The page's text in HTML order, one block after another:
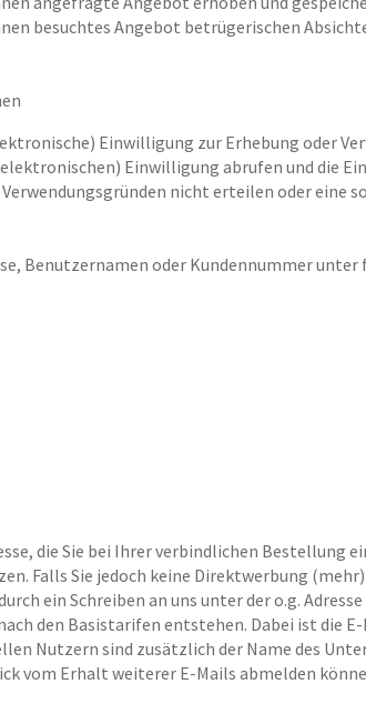
besuchtes Angebot betrügerischen
Einwilligung zur Erhebung oder
Einwilligung abrufen und die
nicht erteilen oder eine
Benutzernamen oder Kundennummer
die Sie bei Ihrer verbindlichen Bestellung
Falls Sie jedoch keine Direktwerbung
ein Schreiben an uns unter der o.g.
den Basistarifen entstehen. Dabei ist die
Nutzern sind zusätzlich der Name des
vom Erhalt weiterer E-Mails abmelden